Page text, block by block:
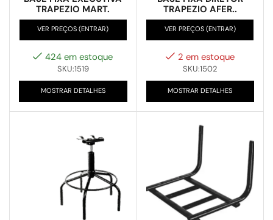
TRAPEZIO MART.
VER PREÇOS (ENTRAR)
424 em estoque
SKU:1519
MOSTRAR DETALHES
TRAPEZIO AFER..
VER PREÇOS (ENTRAR)
2 em estoque
SKU:1502
MOSTRAR DETALHES